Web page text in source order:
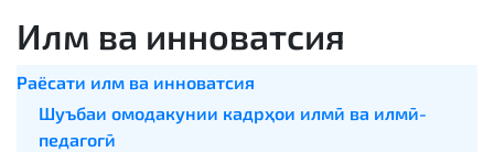
Илм ва инноватсия
Раёсати илм ва инноватсия
Шуъбаи омодакунии кадрҳои илмӣ ва илмӣ-
педагогӣ